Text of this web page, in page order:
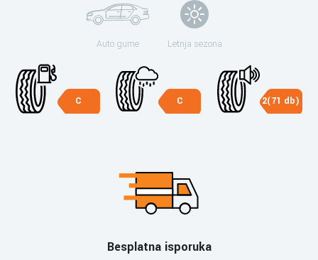
Auto gume Letnja sezona
C C 2(71 db)
Besplatna isporuka